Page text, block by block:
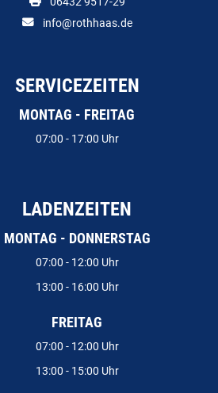
info@rothhaas.de
SERVICEZEITEN
MONTAG - FREITAG
07:00 - 17:00 Uhr
LADENZEITEN
MONTAG - DONNERSTAG
07:00 - 12:00 Uhr
13:00 - 16:00 Uhr
FREITAG
07:00 - 12:00 Uhr
13:00 - 15:00 Uhr